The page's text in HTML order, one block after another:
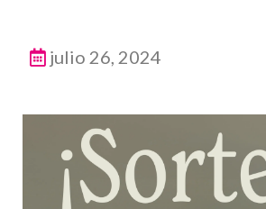
julio 26, 2024